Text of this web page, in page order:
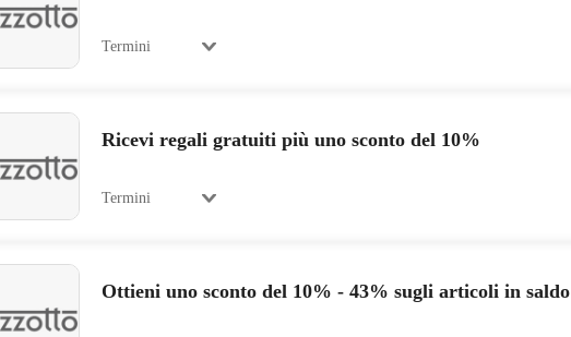
Termini
Ricevi regali gratuiti più uno sconto del 10%
Termini
Ottieni uno sconto del 10% - 43% sugli articoli in saldo